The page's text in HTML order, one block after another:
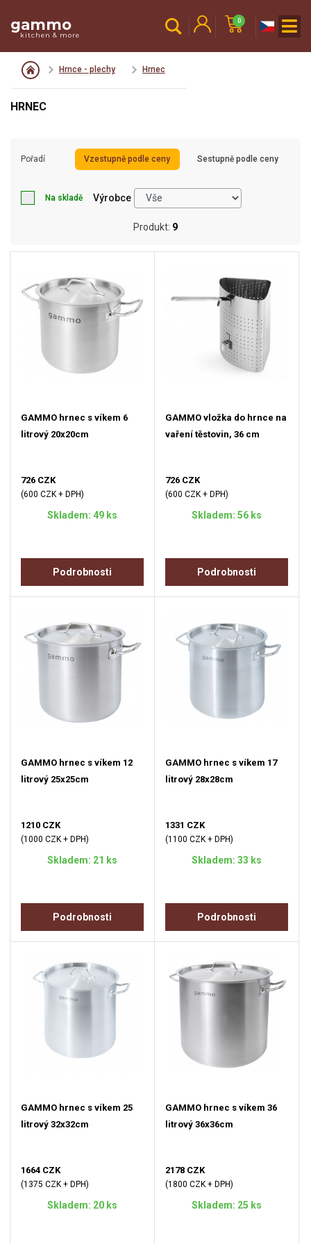
gammo
kitchen & more
0
Hrnce - plechy Hrnec
HRNEC
Pořadí Vzestupně podle ceny Sestupně podle ceny
Na skladě Výrobce
Produkt: 9
GAMMO hrnec s víkem 6
litrový 20x20cm
726 CZK
(600 CZK + DPH)
Skladem: 49 ks
Podrobnosti
GAMMO vložka do hrnce na
vaření těstovin, 36 cm
726 CZK
(600 CZK + DPH)
Skladem: 56 ks
Podrobnosti
GAMMO hrnec s víkem 12
litrový 25x25cm
1210 CZK
(1000 CZK + DPH)
Skladem: 21 ks
Podrobnosti
GAMMO hrnec s víkem 17
litrový 28x28cm
1331 CZK
(1100 CZK + DPH)
Skladem: 33 ks
Podrobnosti
GAMMO hrnec s víkem 25
litrový 32x32cm
1664 CZK
(1375 CZK + DPH)
Skladem: 20 ks
GAMMO hrnec s víkem 36
litrový 36x36cm
2178 CZK
(1800 CZK + DPH)
Skladem: 25 ks